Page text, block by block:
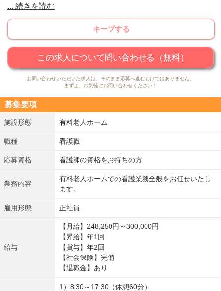
ー・バイク通勤OK♪無料駐車場完備★幅広い年齢層の方活
躍中◎有料老人ホームにて、健康面のサポート、バイタル
チェック、配薬、薬の管理、病院への付き添い等のお仕事
... 続きを読む
キープする
この求人について問い合わせる（無料）
お問い合わせいただいた求人は、そのまま応募へ進むわけではありません。
まずは、お気軽にお問い合わせください！
募集要項
施設形態 有料老人ホーム
職種 看護職
応募資格 看護師の資格をお持ちの方
業務内容
有料老人ホームでの看護業務全般をお任せいたし
ます。
雇用形態 正社員
給与
【月給】248,250円～300,000円
【昇給】年1回
【賞与】年2回
【社会保険】完備
【退職金】あり
1）8:30～17:30（休憩60分）